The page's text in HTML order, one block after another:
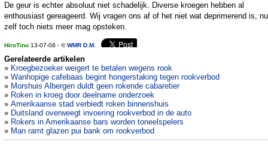
De geur is echter absoluut niet schadelijk. Diverse kroegen hebben al
enthousiast gereageerd. Wij vragen ons af of het niet wat deprimerend is,
zelf toch niets meer mag opsteken.
HiroTino 13-07-08 - ©WMR D.M.
Gerelateerde artikelen
» Kroegbezoeker weigert te betalen wegens rook
» Wanhopige cafebaas begint hongerstaking tegen rookverbod
» Morshuis Albergen duldt geen rokende cabaretier
» Roken in kroeg door deelname onderzoek
» Amerikaanse stad verbiedt roken binnenshuis
» Duitsland overweegt invoering rookverbod in de auto
» Rokers in Amerikaanse bars worden toneelspelers
» Man ramt glazen pui bank om rookverbod